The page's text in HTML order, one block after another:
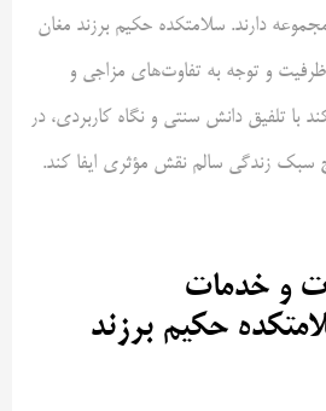
دارند. سلامتکده حکیم برزند مغان
ظرفیت و توجه به تفاوت‌های مزاجی و
با تلفیق دانش سنتی و نگاه کاربردی، در
سبک زندگی سالم نقش مؤثری ایفا کند.
و خدمات
حکیم برزند